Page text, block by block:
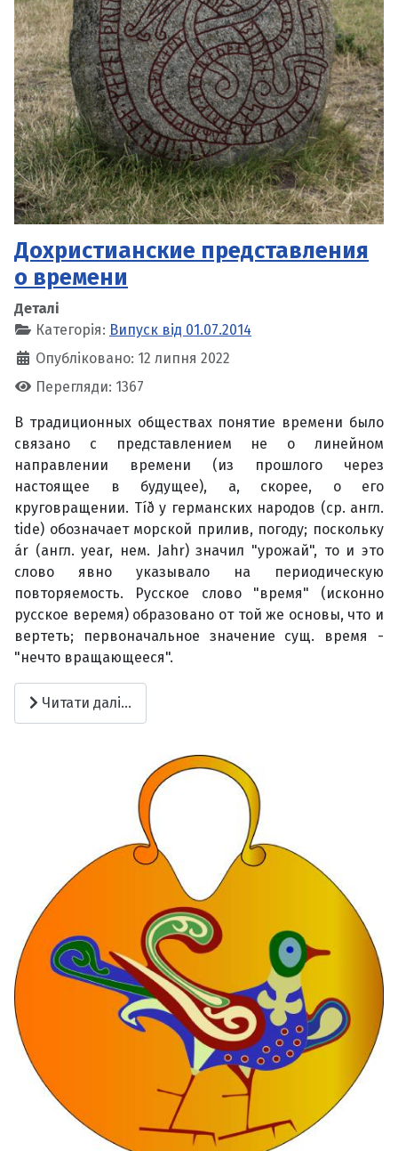
Дохристианские представления
о времени
Деталі
Категорія: Випуск від 01.07.2014
Опубліковано: 12 липня 2022
Перегляди: 1367
В традиционных обществах понятие времени было
связано с представлением не о линейном
направлении времени (из прошлого через
настоящее в будущее), а, скорее, о его
круговращении. Tíð у германских народов (ср. англ.
tide) обозначает морской прилив, погоду; поскольку
ár (англ. year, нем. Jahr) значил "урожай", то и это
слово явно указывало на периодическую
повторяемость. Русское слово "время" (исконно
русское веремя) образовано от той же основы, что и
вертеть; первоначальное значение сущ. время -
"нечто вращающееся".
Читати далі...